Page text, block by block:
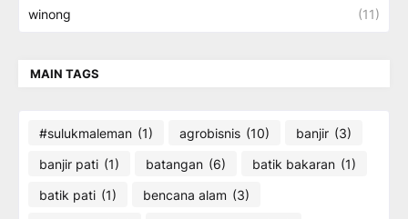
winong (11)
MAIN TAGS
#sulukmaleman (1) agrobisnis (10) banjir (3)
banjir pati (1) batangan (6) batik bakaran (1)
batik pati (1) bencana alam (3)